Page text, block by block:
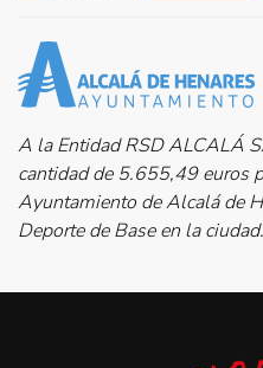
A la Entidad RSD ALCALÁ
cantidad de 5.655,49 euros
Ayuntamiento de Alcalá de
Deporte de Base en la